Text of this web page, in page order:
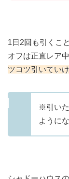
1日2回も引くこ
オフは正直レア
ツコツ引いてい
※引い
ように